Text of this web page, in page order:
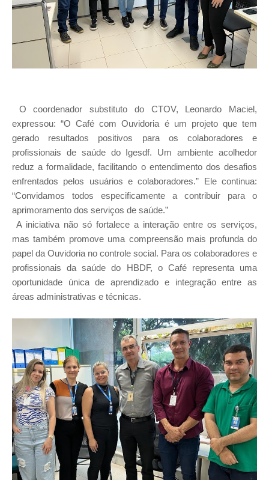
O coordenador substituto do CTOV, Leonardo Maciel,
expressou: “O Café com Ouvidoria é um projeto que tem
gerado resultados positivos para os colaboradores e
profissionais de saúde do Igesdf. Um ambiente acolhedor
reduz a formalidade, facilitando o entendimento dos desafios
enfrentados pelos usuários e colaboradores.” Ele continua:
“Convidamos todos especificamente a contribuir para o
aprimoramento dos serviços de saúde.”
A iniciativa não só fortalece a interação entre os serviços,
mas também promove uma compreensão mais profunda do
papel da Ouvidoria no controle social. Para os colaboradores e
profissionais da saúde do HBDF, o Café representa uma
oportunidade única de aprendizado e integração entre as
áreas administrativas e técnicas.